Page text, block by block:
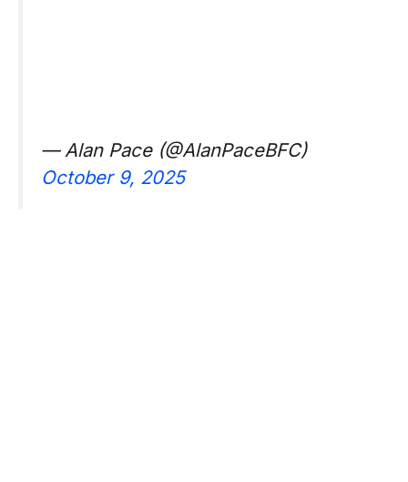
— Alan Pace (@AlanPaceBFC)
October 9, 2025